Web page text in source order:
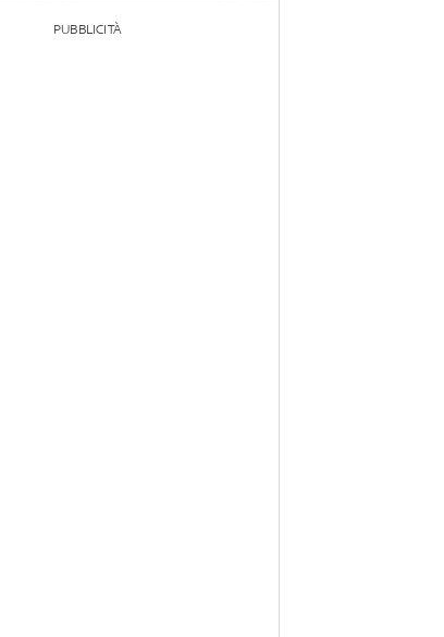
PUBBLICITÀ